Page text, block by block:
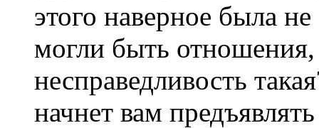
этого наверное была
могли быть отношения,
несправедливость
начнет вам